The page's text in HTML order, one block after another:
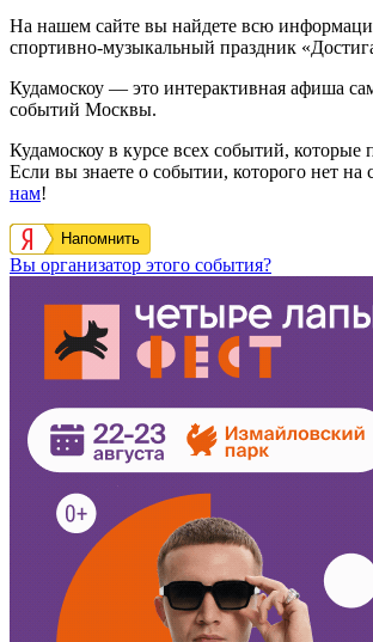
На нашем сайте вы найдете всю
спортивно-музыкальный праздник
Кудамоскоу — это интерактивная афиша
событий Москвы.
Кудамоскоу в курсе всех событий, которые
Если вы знаете о событии, которого нет на
нам!
Напомнить
Вы организатор этого события?